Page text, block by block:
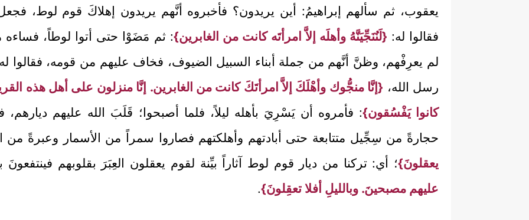
يعقوب، ثم سألهم إبراهيمُ: أين يريدون؟ فأخبروه أنَّهم يريدون إهلاكَ قوم لوط،
فقالوا له: {لَنُنَجِّيَنَّهُ وأهلَه إلاَّ امرأتَه كانت من الغابرين}: ثم مَضَوْا حتى أتوا لوطاً، فساءه
لم يعرِفْهم، وظنَّ أنَّهم من جملة أبناء السبيل الضيوف، فخاف عليهم من قومه، فقالوا
رسل الله، {إنَّا منجُّوك وأهْلَكَ إلاَّ امرأتَكَ كانت من الغابرين. إنَّا منزلون على أهل هذه
كانوا يَفْسُقون}: فأمروه أن يَسْرِيَ بأهله ليلاً، فلما أصبحوا؛ قَلَبَ الله عليهم
حجارةً من سِجِّيل متتابعة حتى أبادتهم وأهلكتهم فصاروا سمراً من الأسمار وعبرةً من
يعقلونَ}؛ أي: تركنا من ديار قوم لوط آثاراً بيِّنة لقوم يعقلون العِبَرَ بقلوبهم فينتفعونَ
عليهم مصبحينَ. وبالليلِ أفلا تعقِلونَ}.